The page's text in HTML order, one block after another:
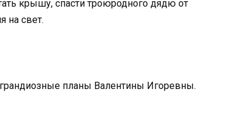
крышу, спасти троюродного дядю от
на свет.
планы Валентины Игоревны.